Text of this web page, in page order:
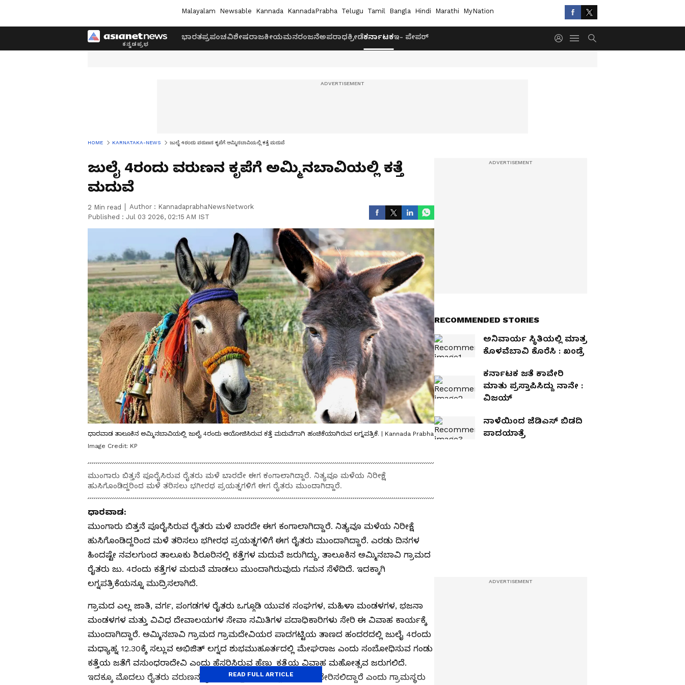
Malayalam Newsable Kannada KannadaPrabha Telugu Tamil Bangla Hindi Marathi MyNation
ಭಾರತಪ್ರಪಂಚವಿಶೇಷರಾಜಕೀಯಮನರಂಜನೆಅಪರಾಧಕ್ರೀಡೆಕರ್ನಾಟಕಇ- ಪೇಪರ್
HOME KARNATAKA-NEWS ಜುಲೈ 4ರಂದು ವರುಣನ ಕೃಪೆಗೆ ಅಮ್ಮಿನಬಾವಿಯಲ್ಲಿ ಕತ್ತೆ ಮದುವೆ
ಜುಲೈ 4ರಂದು ವರುಣನ ಕೃಪೆಗೆ ಅಮ್ಮಿನಬಾವಿಯಲ್ಲಿ ಕತ್ತೆ
ಮದುವೆ
2 Min read Author : KannadaprabhaNewsNetwork
Published : Jul 03 2026, 02:15 AM IST
ಧಾರವಾಡ ತಾಲೂಕಿನ ಅಮ್ಮಿನಬಾವಿಯಲ್ಲಿ ಜುಲೈ 4ರಂದು ಆಯೋಜಿಸಿರುವ ಕತ್ತೆ ಮದುವೆಗಾಗಿ ಹಂಚಿಕೆಯಾಗಿರುವ ಲಗ್ನಪತ್ರಿಕೆ. | Kannada Prabha
Image Credit: KP
ಮುಂಗಾರು ಬಿತ್ತನೆ ಪೂರೈಸಿರುವ ರೈತರು ಮಳೆ ಬಾರದೇ ಈಗ ಕಂಗಾಲಾಗಿದ್ದಾರೆ. ನಿತ್ಯವೂ ಮಳೆಯ ನಿರೀಕ್ಷೆ
ಹುಸಿಗೊಂಡಿದ್ದರಿಂದ ಮಳೆ ತರಿಸಲು ಭಗೀರಥ ಪ್ರಯತ್ನಗಳಿಗೆ ಈಗ ರೈತರು ಮುಂದಾಗಿದ್ದಾರೆ.
ಧಾರವಾಡ:
ಮುಂಗಾರು ಬಿತ್ತನೆ ಪೂರೈಸಿರುವ ರೈತರು ಮಳೆ ಬಾರದೇ ಈಗ ಕಂಗಾಲಾಗಿದ್ದಾರೆ. ನಿತ್ಯವೂ ಮಳೆಯ ನಿರೀಕ್ಷೆ
ಹುಸಿಗೊಂಡಿದ್ದರಿಂದ ಮಳೆ ತರಿಸಲು ಭಗೀರಥ ಪ್ರಯತ್ನಗಳಿಗೆ ಈಗ ರೈತರು ಮುಂದಾಗಿದ್ದಾರೆ. ಎರಡು ದಿನಗಳ
ಹಿಂದಷ್ಟೇ ನವಲಗುಂದ ತಾಲೂಕು ಶಿರೂರಿನಲ್ಲಿ ಕತ್ತೆಗಳ ಮದುವೆ ಜರುಗಿದ್ದು, ತಾಲೂಕಿನ ಅಮ್ಮಿನಬಾವಿ ಗ್ರಾಮದ
ರೈತರು ಜು. 4ರಂದು ಕತ್ತೆಗಳ ಮದುವೆ ಮಾಡಲು ಮುಂದಾಗಿರುವುದು ಗಮನ ಸೆಳೆದಿದೆ. ಇದಕ್ಕಾಗಿ
ಲಗ್ನಪತ್ರಿಕೆಯನ್ನೂ ಮುದ್ರಿಸಲಾಗಿದೆ.
ಗ್ರಾಮದ ಎಲ್ಲ ಜಾತಿ, ವರ್ಗ, ಪಂಗಡಗಳ ರೈತರು ಒಗ್ಗೂಡಿ ಯುವಕ ಸಂಘಗಳ, ಮಹಿಳಾ ಮಂಡಳಗಳ, ಭಜನಾ
ಮಂಡಳಗಳ ಮತ್ತು ವಿವಿಧ ದೇವಾಲಯಗಳ ಸೇವಾ ಸಮಿತಿಗಳ ಪದಾಧಿಕಾರಿಗಳು ಸೇರಿ ಈ ವಿವಾಹ ಕಾರ್ಯಕ್ಕೆ
ಮುಂದಾಗಿದ್ದಾರೆ. ಅಮ್ಮಿನಬಾವಿ ಗ್ರಾಮದ ಗ್ರಾಮದೇವಿಯರ ಪಾದಗಟ್ಟಿಯ ತಾಣದ ಹಂದರದಲ್ಲಿ ಜುಲೈ 4ರಂದು
ಮಧ್ಯಾಹ್ನ 12.30ಕ್ಕೆ ಸಲ್ಲುವ ಅಭಿಜಿತ್ ಲಗ್ನದ ಶುಭಮುಹೂರ್ತದಲ್ಲಿ ಮೇಘರಾಜ ಎಂದು ಸಂಬೋಧಿಸುವ ಗಂಡು
ಕತ್ತೆಯ ಜತೆಗೆ ವಸುಂಧರಾದೇವಿ ಎಂದು ಹೆಸರಿಸಿರುವ ಹೆಣ್ಣು ಕತ್ತೆಯ ವಿವಾಹ ಮಹೋತ್ಸವ ಜರುಗಲಿದೆ.
ಇದಕ್ಕೂ ಮೊದಲು ರೈತರು ವರುಣನ ಕೃಪೆಗಾಗಿ ಭಕ್ತಿಯ ಸಂಕಲ್ಪ ಪೂಜೆ ನೆರವೇರಿಸಲಿದ್ದಾರೆ ಎಂದು ಗ್ರಾಮಸ್ಥರು
READ FULL ARTICLE
RECOMMENDED STORIES
ಅನಿವಾರ್ಯ ಸ್ಥಿತಿಯಲ್ಲಿ ಮಾತ್ರ
ಕೊಳವೆಬಾವಿ ಕೊರೆಸಿ : ಖಂಡ್ರೆ
ಕರ್ನಾಟಕ ಜತೆ ಕಾವೇರಿ
ಮಾತು ಪ್ರಸ್ತಾಪಿಸಿದ್ದು ನಾನೇ :
ವಿಜಯ್‌
ನಾಳೆಯಿಂದ ಜೆಡಿಎಸ್‌ ಬಿಡದಿ
ಪಾದಯಾತ್ರೆ